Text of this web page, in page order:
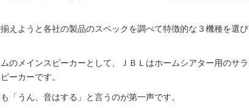
えようと各社の製品のスペックを調べて特徴的な３機種を選び
のメインスピーカーとして、ＪＢＬはホームシアター用のサラ
ーカーです。
「うん、音はする」と言うのが第一声です。